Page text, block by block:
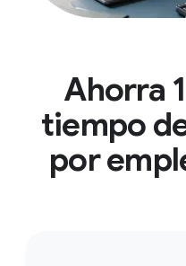
Ahorra
tiempo
por